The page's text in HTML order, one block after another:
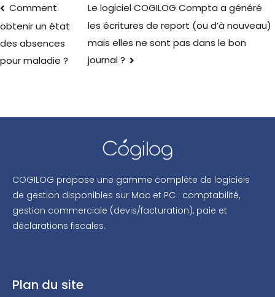
Comment
obtenir un état
des absences
pour maladie ?
Le logiciel COGILOG Compta a généré
les écritures de report (ou d’à nouveau)
mais elles ne sont pas dans le bon
journal ?
COGILOG propose une gamme complète de logiciels
de gestion disponibles sur Mac et PC : comptabilité,
gestion commerciale (devis/facturation), paie et
déclarations fiscales.
Plan du site